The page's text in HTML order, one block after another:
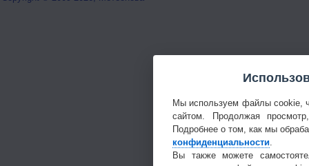
Мы используем файлы cookie,
сайтом. Продолжая
Подробнее о том, как мы
конфиденциальности
Вы также можете